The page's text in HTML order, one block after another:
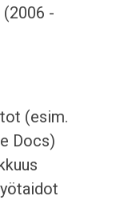
(2006 -
(esim.
Docs)